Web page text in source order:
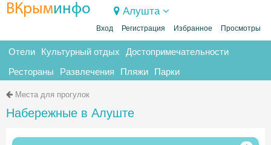
ВКрыминфо Алушта
Вход Регистрация Избранное Просмотры
Отели Культурный отдых Достопримечательности
Рестораны Развлечения Пляжи Парки
Места для прогулок
Набережные в Алуште